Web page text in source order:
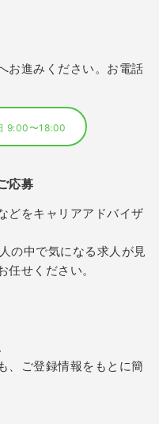
お進みください。お電話
9:00〜18:00
応募
どをキャリアアドバイザ
の中で気になる求人が見
せください。
、ご登録情報をもとに簡